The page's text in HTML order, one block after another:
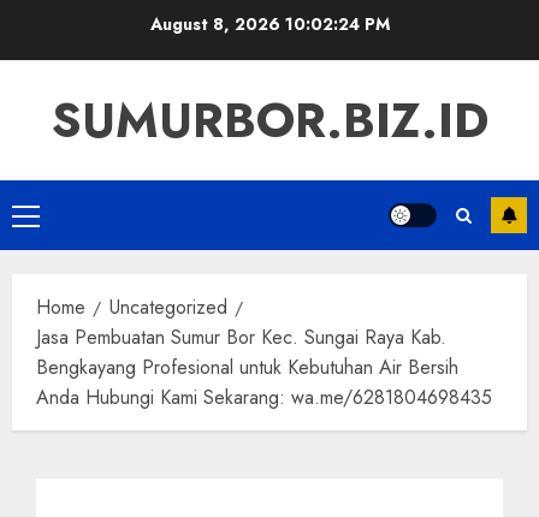
August 8, 2026 10:02:25 PM
SUMURBOR.BIZ.ID
Primary
Menu
Home
Uncategorized
Jasa Pembuatan Sumur Bor Kec. Sungai Raya Kab.
Bengkayang Profesional untuk Kebutuhan Air Bersih
Anda Hubungi Kami Sekarang: wa.me/6281804698435